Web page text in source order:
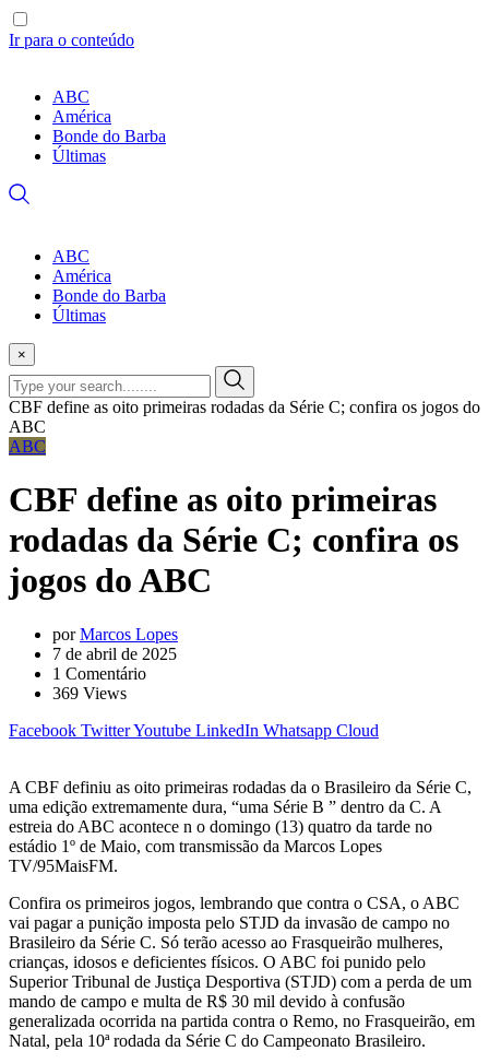
Ir para o conteúdo
ABC
América
Bonde do Barba
Últimas
ABC
América
Bonde do Barba
Últimas
×
CBF define as oito primeiras rodadas da Série C; confira os jogos do
ABC
ABC
CBF define as oito primeiras
rodadas da Série C; confira os
jogos do ABC
porMarcos Lopes
7 de abril de 2025
1 Comentário
369 Views
Facebook TwitterYoutube LinkedIn Whatsapp Cloud
A CBF definiu as oito primeiras rodadas da o Brasileiro da Série C,
uma edição extremamente dura, “uma Série B ” dentro da C. A
estreia do ABC acontece n o domingo (13) quatro da tarde no
estádio 1º de Maio, com transmissão da Marcos Lopes
TV/95MaisFM.
Confira os primeiros jogos, lembrando que contra o CSA, o ABC
vai pagar a punição imposta pelo STJD da invasão de campo no
Brasileiro da Série C. Só terão acesso ao Frasqueirão mulheres,
crianças, idosos e deficientes físicos. O ABC foi punido pelo
Superior Tribunal de Justiça Desportiva (STJD) com a perda de um
mando de campo e multa de R$ 30 mil devido à confusão
generalizada ocorrida na partida contra o Remo, no Frasqueirão, em
Natal, pela 10ª rodada da Série C do Campeonato Brasileiro.